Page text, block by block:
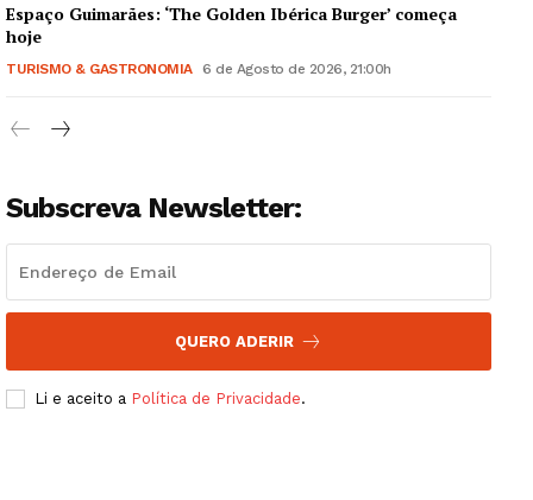
Guimarães, agora!
SUBSCREVA JÁ!
Institucional
Artigos
Edição Digital
Europa
Grande Entrevista
Publicidade
Espaço Guimarães: ‘The Golden Ibérica Burger’ começa
hoje
TURISMO & GASTRONOMIA 6 de Agosto de 2026, 21:00h
Subscreva Newsletter:
QUERO ADERIR
Li e aceito a Política de Privacidade.